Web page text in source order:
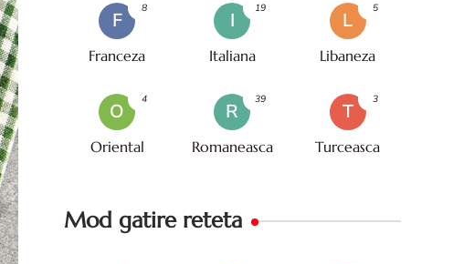
F
Franceza
8
I
Italiana
19
L
Libaneza
5
O
Oriental
4
R
Romaneasca
39
T
Turceasca
3
Mod gatire reteta